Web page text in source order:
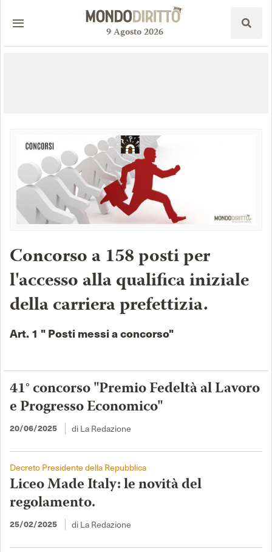
9Agosto2026
Concorso a 158 posti per
l'accesso alla qualifica iniziale
della carriera prefettizia.
Art. 1 " Posti messi a concorso"
41° concorso "Premio Fedeltà al Lavoro
e Progresso Economico"
20/06/2025 di La Redazione
Decreto Presidente della Repubblica
Liceo Made Italy: le novità del
regolamento.
25/02/2025 di La Redazione